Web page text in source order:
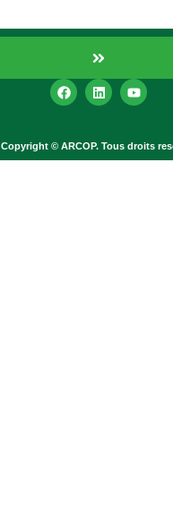
Copyright © ARCOP. Tous droits